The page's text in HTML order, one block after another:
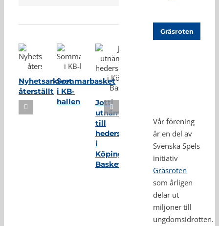
Nyhetsarkivet
återställt
Sommarbasket
i KB-
hallen
Jotti
utnämnd
till
hedersmedlem
i
Köping
Basket
Gräsroten
Vår förening
är en del av
Svenska Spels
initiativ
Gräsroten
som årligen
delar ut
miljoner till
ungdomsidrotten.